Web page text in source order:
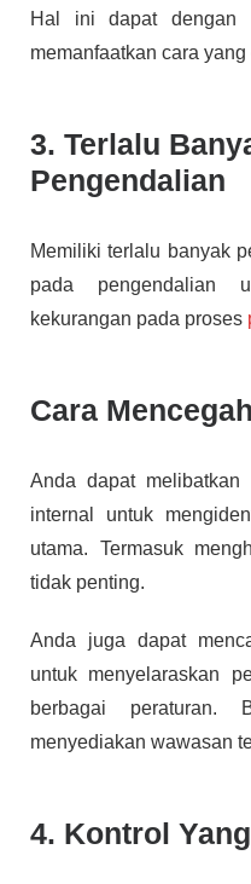
Hal ini dapat dengan
memanfaatkan cara yang
3. Terlalu
Pengendalian
Memiliki terlalu banyak
pada pengendalian
kekurangan pada proses
Cara
Anda dapat melibatkan
internal untuk
utama. Termasuk
tidak penting.
Anda juga dapat
untuk menyelaraskan
berbagai peraturan.
menyediakan wawasan
4. Kontrol